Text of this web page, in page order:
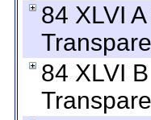
84 XLVI
84 XLVI